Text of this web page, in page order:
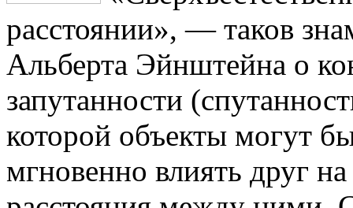
расстоянии», — таков
Альберта Эйнштейна о
запутанности
которой объекты могут
мгновенно влиять друг